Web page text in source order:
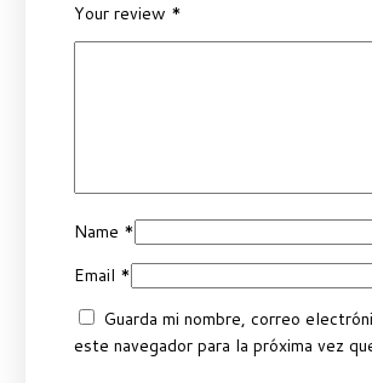
Your review *
Name *
Email *
Guarda mi nombre, correo
este navegador para la próxima vez